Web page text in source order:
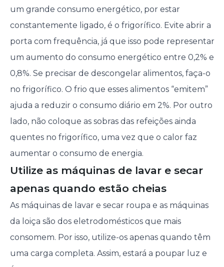
um grande consumo energético, por estar
constantemente ligado, é o frigorífico. Evite abrir a
porta com frequência, já que isso pode representar
um aumento do consumo energético entre 0,2% e
0,8%. Se precisar de descongelar alimentos, faça-o
no frigorífico. O frio que esses alimentos “emitem”
ajuda a reduzir o consumo diário em 2%. Por outro
lado, não coloque as sobras das refeições ainda
quentes no frigorífico, uma vez que o calor faz
aumentar o consumo de energia.
Utilize as máquinas de lavar e secar
apenas quando estão cheias
As máquinas de lavar e secar roupa e as máquinas
da loiça são dos eletrodomésticos que mais
consomem. Por isso, utilize-os apenas quando têm
uma carga completa. Assim, estará a poupar luz e